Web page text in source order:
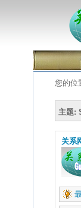
您的位
主题:
关系